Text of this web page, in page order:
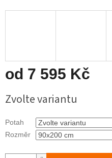
od 7 595 Kč
cena:
Zvolte variantu
Potah
Rozměr